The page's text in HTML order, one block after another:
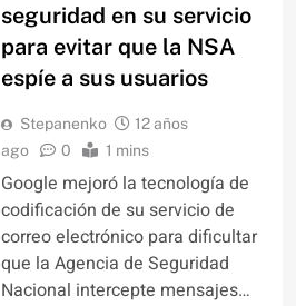
seguridad en su servicio
para evitar que la NSA
espíe a sus usuarios
Stepanenko
12 años
ago
0 1 mins
Google mejoró la tecnología de
codificación de su servicio de
correo electrónico para dificultar
que la Agencia de Seguridad
Nacional intercepte mensajes…